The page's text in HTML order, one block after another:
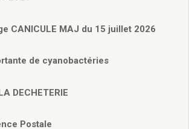
Municipale/règlementation
réglementation funéraire
en ligne
boissons
CANICULE MAJ du 15 juillet 2026
de cyanobactéries
DECHETERIE
Postale